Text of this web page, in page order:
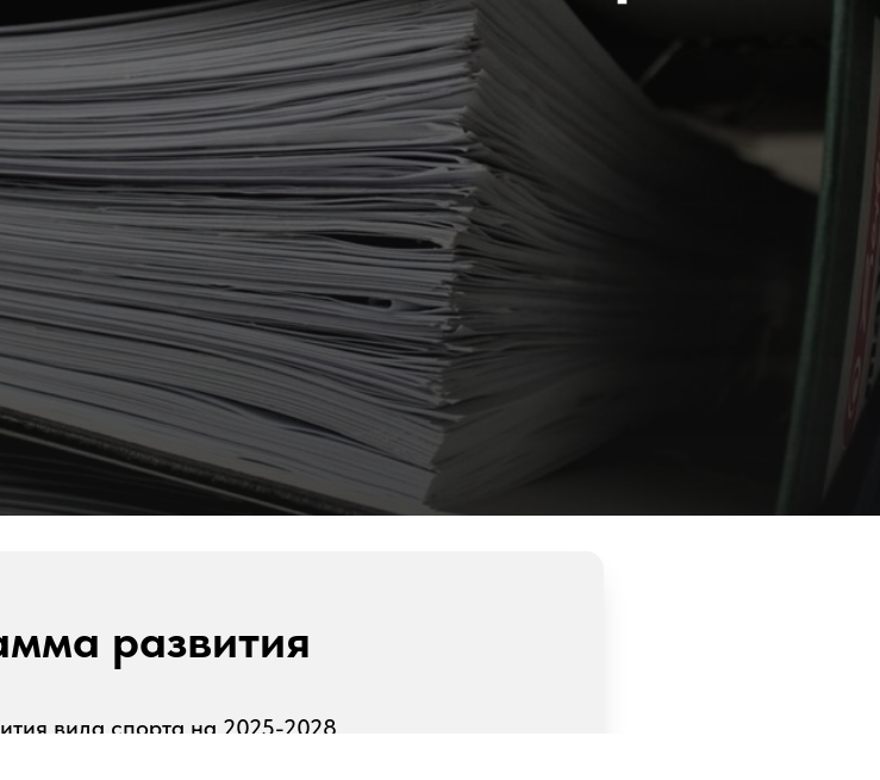
развития
вида спорта на 2025-2028